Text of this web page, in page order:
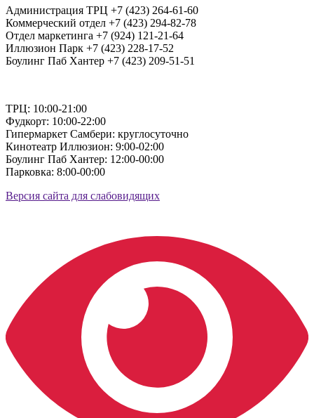
Администрация ТРЦ +7 (423) 264-61-60
Коммерческий отдел +7 (423) 294-82-78
Отдел маркетинга +7 (924) 121-21-64
Иллюзион Парк +7 (423) 228-17-52
Боулинг Паб Хантер +7 (423) 209-51-51
ТРЦ: 10:00-21:00
Фудкорт: 10:00-22:00
Гипермаркет Самбери: круглосуточно
Кинотеатр Иллюзион: 9:00-02:00
Боулинг Паб Хантер: 12:00-00:00
Парковка: 8:00-00:00
Версия сайта для слабовидящих